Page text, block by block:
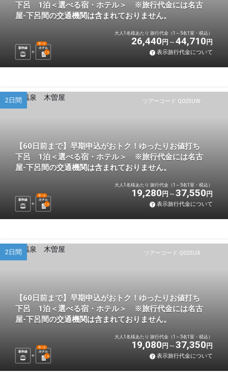
下呂 1泊＜選べる宿・ホテル＞ ※旅行代金には名古
屋-下呂間の交通機関は含まれておりません。
新幹線 ホテル
選べる
1 泊
大人1名様あたり 旅行代金（1～5名1室・税込）
26,440 円 44,710 円
表示旅行代金について
ツアーコード Q02SUW
2日間
【60日前まで】早期申込がおトク！ゆったりお値打ち
下呂 1泊＜選べる宿・ホテル＞ ※旅行代金には名古
屋-下呂間の交通機関は含まれておりません。
新幹線 ホテル
選べる
1 泊
大人1名様あたり 旅行代金（1～5名1室・税込）
19,280 円 37,550 円
表示旅行代金について
ツアーコード Q02SUX
2日間
【60日前まで】早期申込がおトク！ゆったりお値打ち
下呂 1泊＜選べる宿・ホテル＞ ※旅行代金には名古
屋-下呂間の交通機関は含まれておりません。
新幹線 ホテル
選べる
1 泊
大人1名様あたり 旅行代金（1～5名1室・税込）
19,080 円 37,350 円
表示旅行代金について